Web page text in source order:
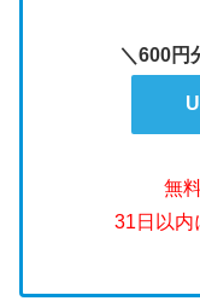
＼600円
無
31日以内